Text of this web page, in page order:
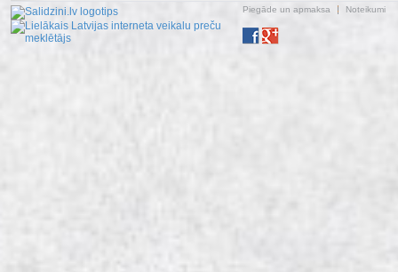
Piegāde un apmaksa Noteikumi